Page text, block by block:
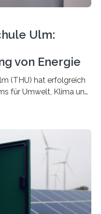
Ulm:
von Energie
(THU) hat erfolgreich
für Umwelt, Klima und
in
Projekts ist die
von
in
Das
2025, hat eine Laufzeit
von rund 2,9
Euro durch das